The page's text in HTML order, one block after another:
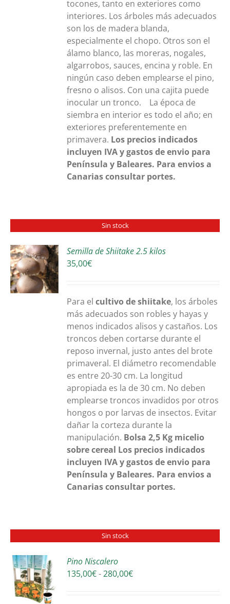
tocones, tanto en exteriores como
interiores. Los árboles más adecuados
son los de madera blanda,
especialmente el chopo. Otros son el
álamo blanco, las moreras, nogales,
algarrobos, sauces, encina y roble. En
ningún caso deben emplearse el pino,
fresno o alisos. Con una cajita puede
inocular un tronco. La época de
siembra en interior es todo el año; en
exteriores preferentemente en
primavera. Los precios indicados
incluyen IVA y gastos de envio para
Península y Baleares. Para envios a
Canarias consultar portes.
Sin stock
Semilla de Shiitake 2.5 kilos
35,00€
Para elcultivo de shiitake, los árboles
más adecuados son robles y hayas y
menos indicados alisos y castaños. Los
troncos deben cortarse durante el
reposo invernal, justo antes del brote
primaveral. El diámetro recomendable
es entre 20-30 cm. La longitud
apropiada es la de 30 cm. No deben
emplearse troncos invadidos por otros
hongos o por larvas de insectos. Evitar
dañar la corteza durante la
manipulación. Bolsa 2,5 Kg micelio
sobre cereal Los precios indicados
incluyen IVA y gastos de envio para
Península y Baleares. Para envios a
Canarias consultar portes.
Sin stock
Pino Niscalero
135,00€-280,00€Rango